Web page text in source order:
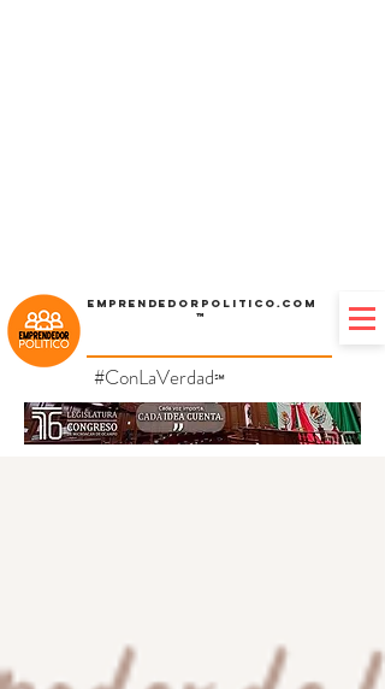
Emprendedorpolitico.com
™
#ConLaVerdad℠